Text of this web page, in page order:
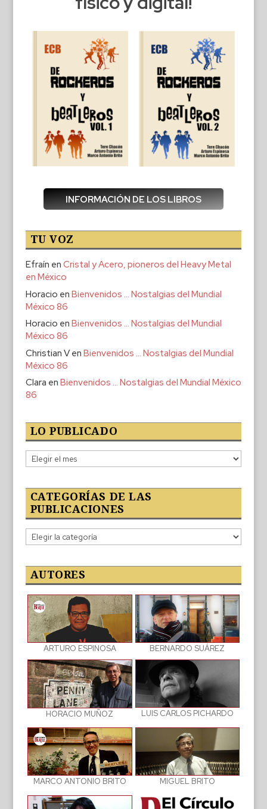
INFORMACIÓN DE LOS LIBROS
TU VOZ
Efraín en Cristal y Acero, pioneros del Heavy Metal
en México
Horacio en Bienvenidos … Nostalgias del Mundial
México 86
Horacio en Bienvenidos … Nostalgias del Mundial
México 86
Christian Ven Bienvenidos … Nostalgias del Mundial
México 86
Clara en Bienvenidos … Nostalgias del Mundial México
86
LO PUBLICADO
Lo
publicado
CATEGORÍAS DE LAS
PUBLICACIONES
Categorías
de
publicaciones
AUTORES
ARTURO ESPINOSA BERNARDO SUÁREZ
HORACIO MUÑOZ LUIS CARLOS PICHARDO
MARCO ANTONIO BRITO MIGUEL BRITO